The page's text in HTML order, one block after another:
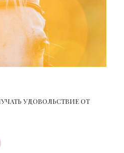
УДОВОЛЬСТВИЕ ОТ